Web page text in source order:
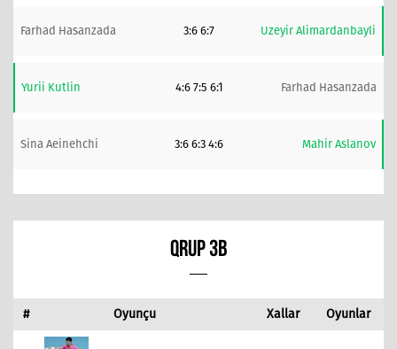
Farhad Hasanzada 3:6 6:7 Uzeyir Alimardanbayli
Yurii Kutlin 4:6 7:5 6:1 Farhad Hasanzada
Sina Aeinehchi 3:6 6:3 4:6 Mahir Aslanov
QRUP 3B
# Oyunçu Xallar Oyunlar